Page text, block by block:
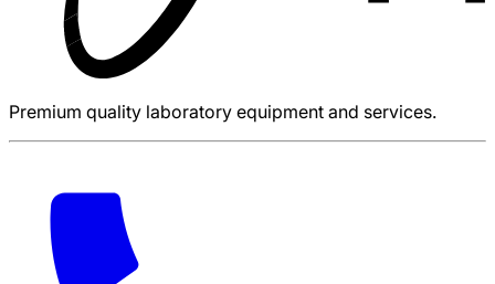
Premium quality laboratory equipment and services.